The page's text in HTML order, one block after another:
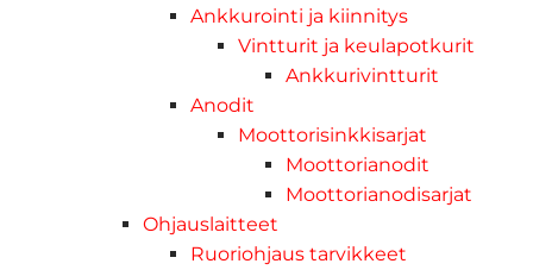
Ankkurointi ja kiinnitys
Vintturit ja keulapotkurit
Ankkurivintturit
Anodit
Moottorisinkkisarjat
Moottorianodit
Moottorianodisarjat
Ohjauslaitteet
Ruoriohjaus tarvikkeet